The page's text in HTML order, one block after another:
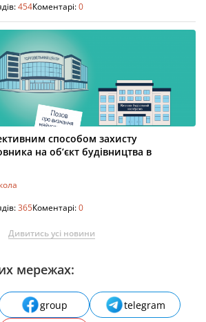
454Коментарі:0
способом захисту
на об’єкт будівництва в
365Коментарі:0
Дивитись усі новини
мережах:
group
telegram